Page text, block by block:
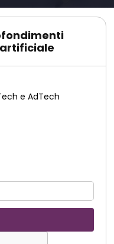
e AdTech